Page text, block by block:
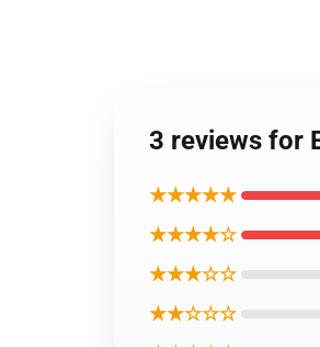
3 reviews for
★★★★★
★★★★☆
★★★☆☆
★★☆☆☆